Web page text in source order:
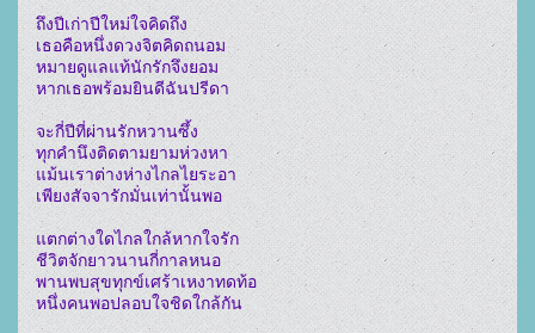
ถึงปีเก่าปีใหม่ใจคิดถึง
เธอคือหนึ่งดวงจิตคิดถนอม
หมายดูแลแท้นักรักจึงยอม
หากเธอพร้อมยินดีฉันปรีดา
จะกี่ปีที่ผ่านรักหวานซึ้ง
ทุกคำนึงติดตามยามห่วงหา
แม้นเราต่างห่างไกลไยระอา
เพียงสัจจารักมั่นเท่านั้นพอ
แตกต่างใดไกลใกล้หากใจรัก
ชีวิตจักยาวนานกี่กาลหนอ
พานพบสุขทุกข์เศร้าเหงาทดท้อ
หนึ่งคนพอปลอบใจชิดใกล้กัน